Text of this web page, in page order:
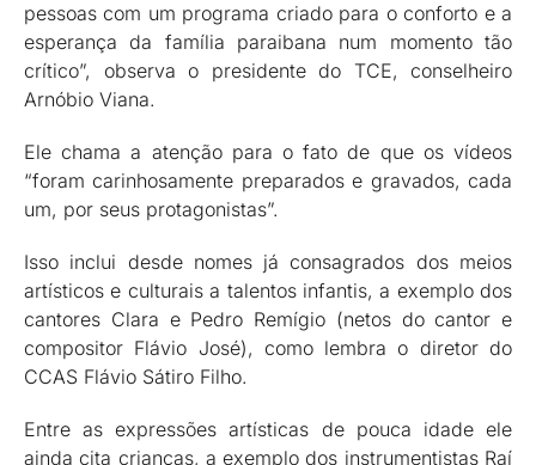
pessoas com um programa criado para o conforto e a
esperança da família paraibana num momento tão
crítico”, observa o presidente do TCE, conselheiro
Arnóbio Viana.
Ele chama a atenção para o fato de que os vídeos
“foram carinhosamente preparados e gravados, cada
um, por seus protagonistas”.
Isso inclui desde nomes já consagrados dos meios
artísticos e culturais a talentos infantis, a exemplo dos
cantores Clara e Pedro Remígio (netos do cantor e
compositor Flávio José), como lembra o diretor do
CCAS Flávio Sátiro Filho.
Entre as expressões artísticas de pouca idade ele
ainda cita crianças, a exemplo dos instrumentistas Raí